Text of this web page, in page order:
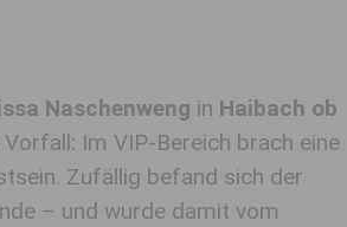
Naschenweng in Haibach ob
Im VIP-Bereich brach eine
Zufällig befand sich der
– und wurde damit vom